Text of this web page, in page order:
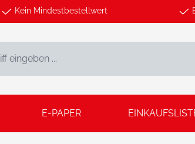
Kein Mindestbestellwert
E-PAPER